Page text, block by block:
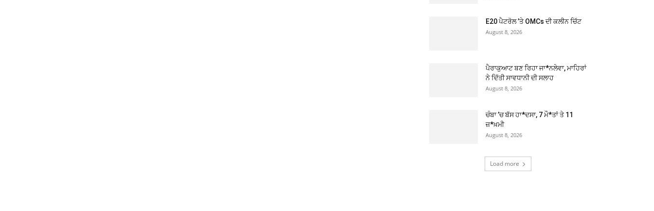
E20 ਪੈਟਰੋਲ ’ਤੇ OMCs ਦੀ ਕਲੀਨ ਚਿੱਟ
August 8, 2026
ਪੈਰਾਕੁਆਟ ਬਣ ਰਿਹਾ ਜਾ*ਨਲੇਵਾ, ਮਾਹਿਰਾਂ
ਨੇ ਦਿੱਤੀ ਸਾਵਧਾਨੀ ਦੀ ਸਲਾਹ
August 8, 2026
ਚੰਬਾ ’ਚ ਬੱਸ ਹਾ*ਦਸਾ, 7 ਮੌ*ਤਾਂ ਤੇ 11
ਜ਼*ਖ਼ਮੀ
August 8, 2026
Load more